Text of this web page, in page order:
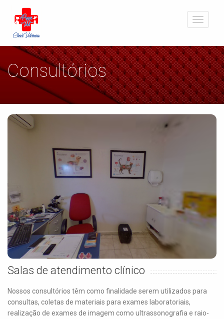
Toggle
Consultórios
Salas de atendimento clínico
Nossos consultórios têm como finalidade serem utilizados para
consultas, coletas de materiais para exames laboratoriais,
realização de exames de imagem como ultrassonografia e raio-